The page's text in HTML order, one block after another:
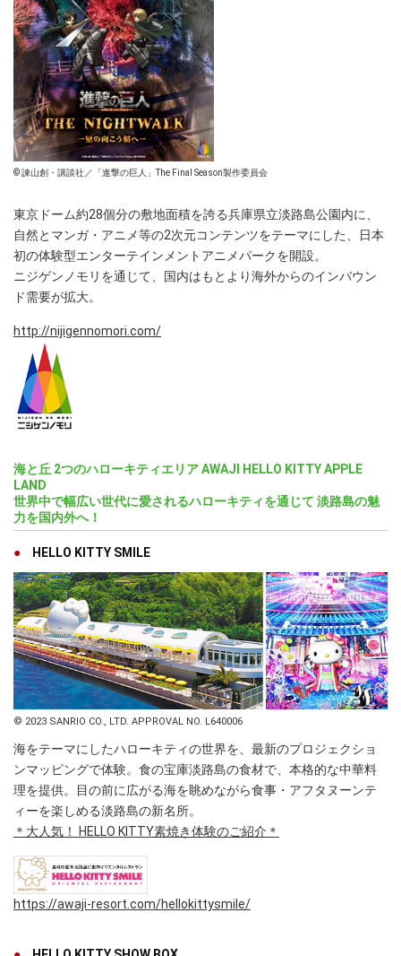
© 諫山創・講談社／「進撃の巨人」The Final Season製作委員会
東京ドーム約28個分の敷地面積を誇る兵庫県立淡路島公園内に、
自然とマンガ・アニメ等の2次元コンテンツをテーマにした、日本
初の体験型エンターテインメントアニメパークを開設。
ニジゲンノモリを通じて、国内はもとより海外からのインバウン
ド需要が拡大。
http://nijigennomori.com/
海と丘 2つのハローキティエリア AWAJI HELLO KITTY APPLE
LAND
世界中で幅広い世代に愛されるハローキティを通じて 淡路島の魅
力を国内外へ！
HELLO KITTY SMILE
© 2023 SANRIO CO., LTD. APPROVAL NO. L640006
海をテーマにしたハローキティの世界を、最新のプロジェクショ
ンマッピングで体験。食の宝庫淡路島の食材で、本格的な中華料
理を提供。目の前に広がる海を眺めながら食事・アフタヌーンテ
ィーを楽しめる淡路島の新名所。
＊大人気！ HELLO KITTY素焼き体験のご紹介＊
https://awaji-resort.com/hellokittysmile/